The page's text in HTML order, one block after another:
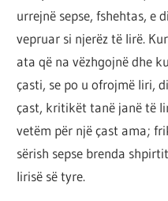
urrejnë sepse, fshehtas, e
vepruar si njerëz të lirë.
ata që na vëzhgojnë dhe
çasti, se po u ofrojmë liri,
çast, kritikët tanë janë të
vetëm për një çast ama;
sërish sepse brenda
lirisë së tyre.